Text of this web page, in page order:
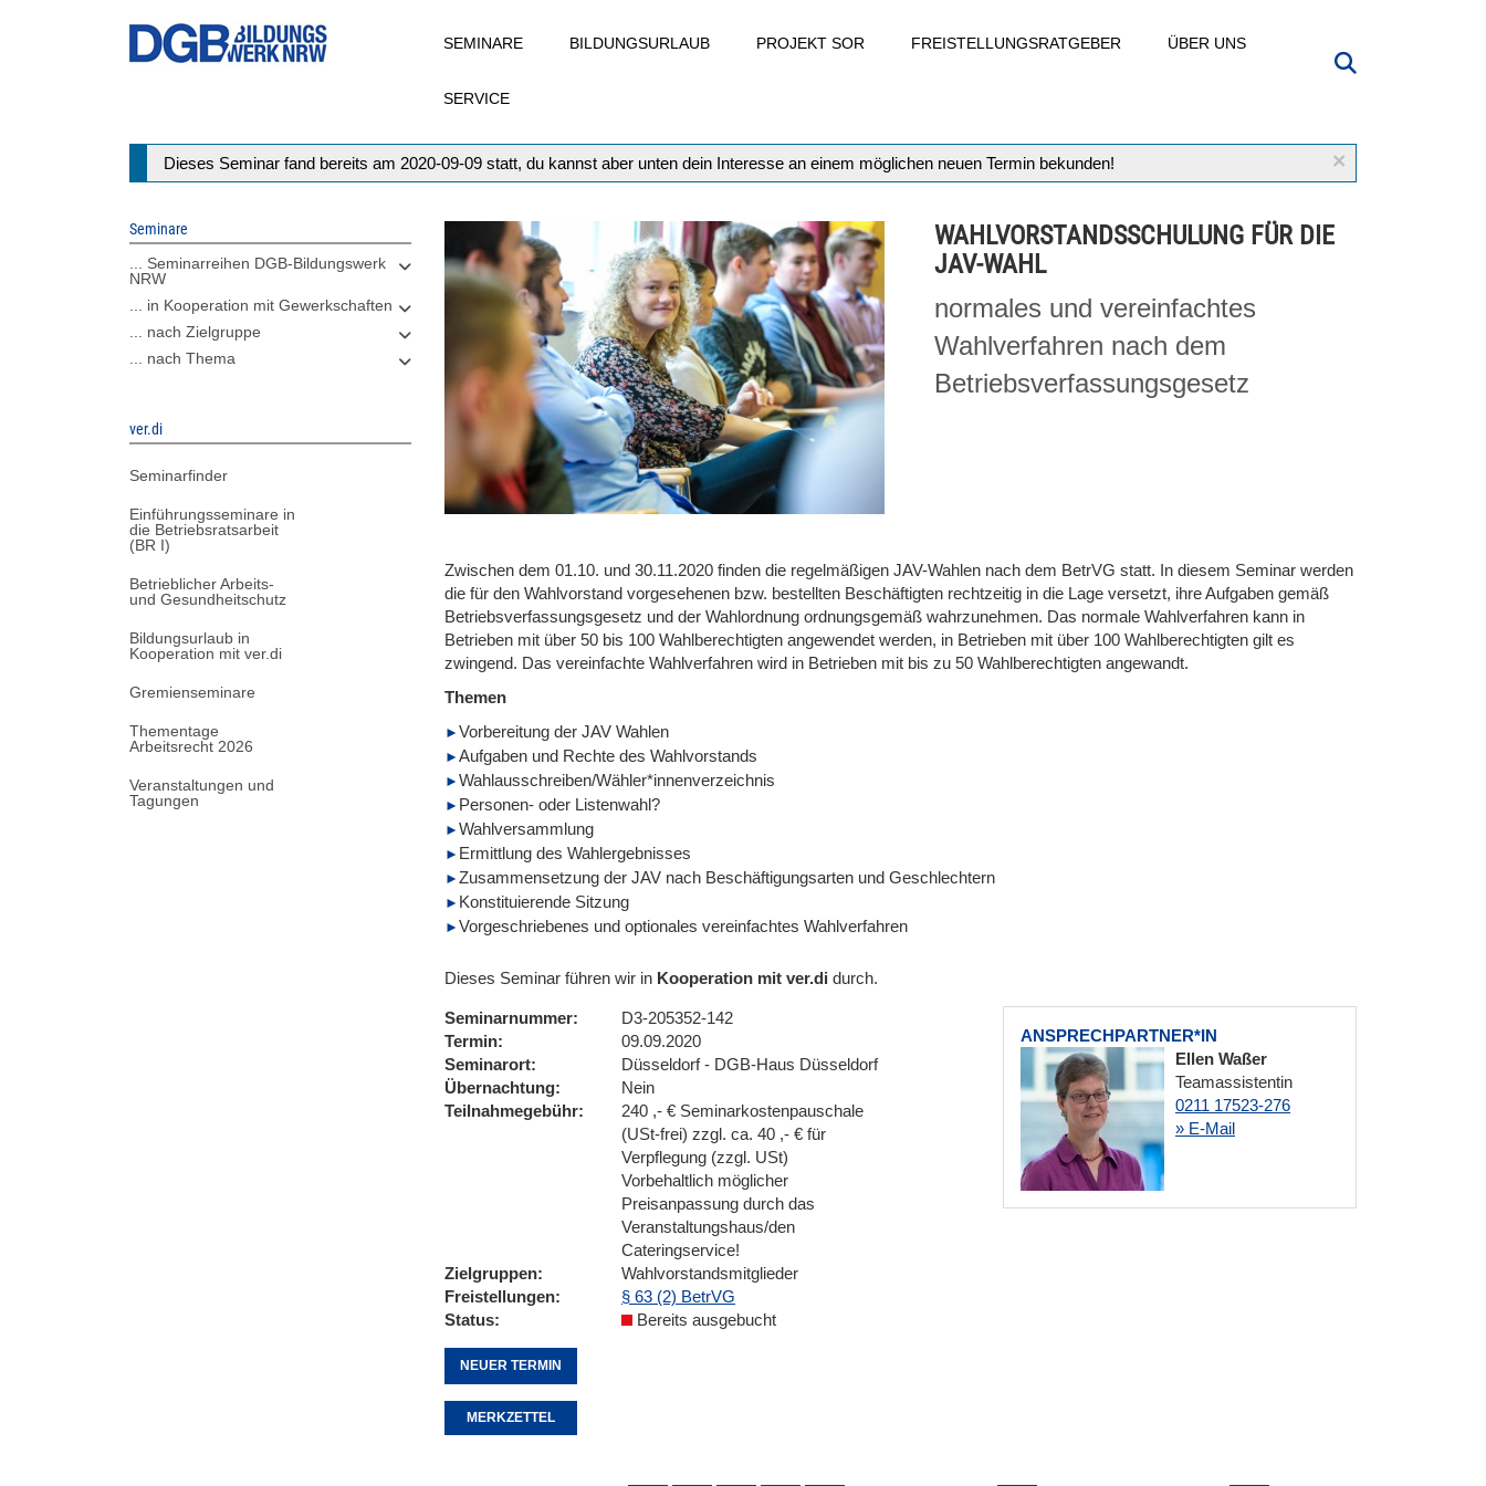
SEMINARE BILDUNGSURLAUB PROJEKT SOR FREISTELLUNGSRATGEBER ÜBER UNS
SERVICE
×
Statusmeldung
Dieses Seminar fand bereits am 2020-09-09 statt, du kannst aber unten dein Interesse an einem möglichen neuen Termin bekunden!
Seminare
... Seminarreihen DGB-Bildungswerk
NRW
... in Kooperation mit Gewerkschaften
... nach Zielgruppe
... nach Thema
ver.di
Seminarfinder
Einführungsseminare in
die Betriebsratsarbeit
(BR I)
Betrieblicher Arbeits-
und Gesundheitschutz
Bildungsurlaub in
Kooperation mit ver.di
Gremienseminare
Thementage
Arbeitsrecht 2026
Veranstaltungen und
Tagungen
WAHLVORSTANDSSCHULUNG FÜR DIE
JAV-WAHL
normales und vereinfachtes
Wahlverfahren nach dem
Betriebsverfassungsgesetz
Zwischen dem 01.10. und 30.11.2020 finden die regelmäßigen JAV-Wahlen nach dem BetrVG statt. In diesem Seminar werden
die für den Wahlvorstand vorgesehenen bzw. bestellten Beschäftigten rechtzeitig in die Lage versetzt, ihre Aufgaben gemäß
Betriebsverfassungsgesetz und der Wahlordnung ordnungsgemäß wahrzunehmen. Das normale Wahlverfahren kann in
Betrieben mit über 50 bis 100 Wahlberechtigten angewendet werden, in Betrieben mit über 100 Wahlberechtigten gilt es
zwingend. Das vereinfachte Wahlverfahren wird in Betrieben mit bis zu 50 Wahlberechtigten angewandt.
Themen
Vorbereitung der JAV Wahlen
Aufgaben und Rechte des Wahlvorstands
Wahlausschreiben/Wähler*innenverzeichnis
Personen- oder Listenwahl?
Wahlversammlung
Ermittlung des Wahlergebnisses
Zusammensetzung der JAV nach Beschäftigungsarten und Geschlechtern
Konstituierende Sitzung
Vorgeschriebenes und optionales vereinfachtes Wahlverfahren
Dieses Seminar führen wir in Kooperation mit ver.di durch.
ANSPRECHPARTNER*IN
Ellen Waßer
Teamassistentin
0211 17523-276
» E-Mail
Seminarnummer
D3-205352-142
Termin
09.09.2020
Seminarort
Düsseldorf - DGB-Haus Düsseldorf
Übernachtung
Nein
Teilnahmegebühr
240 ,- € Seminarkostenpauschale
(USt-frei) zzgl. ca. 40 ,- € für
Verpflegung (zzgl. USt)
Vorbehaltlich möglicher
Preisanpassung durch das
Veranstaltungshaus/den
Cateringservice!
Zielgruppen
Wahlvorstandsmitglieder
Freistellungen
§ 63 (2) BetrVG
Status
Bereits ausgebucht
NEUER TERMIN
MERKZETTEL